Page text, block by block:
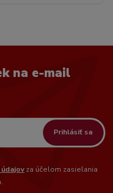
na e-mail
Prihlásiť sa
za účelom zasielania